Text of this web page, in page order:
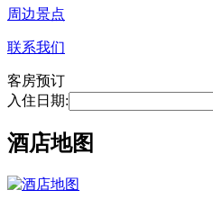
周边景点
联系我们
客房预订
入住日期:
酒店地图